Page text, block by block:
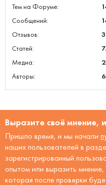
Тем на Форуме:
Сообщений:
Отзывов:
Статей:
Медиа:
Авторы:
Выразите своё мнение,
Пришло время, и мы начали
наших пользователей в
зарегистрированный
опытом или выразить
которая после проверки